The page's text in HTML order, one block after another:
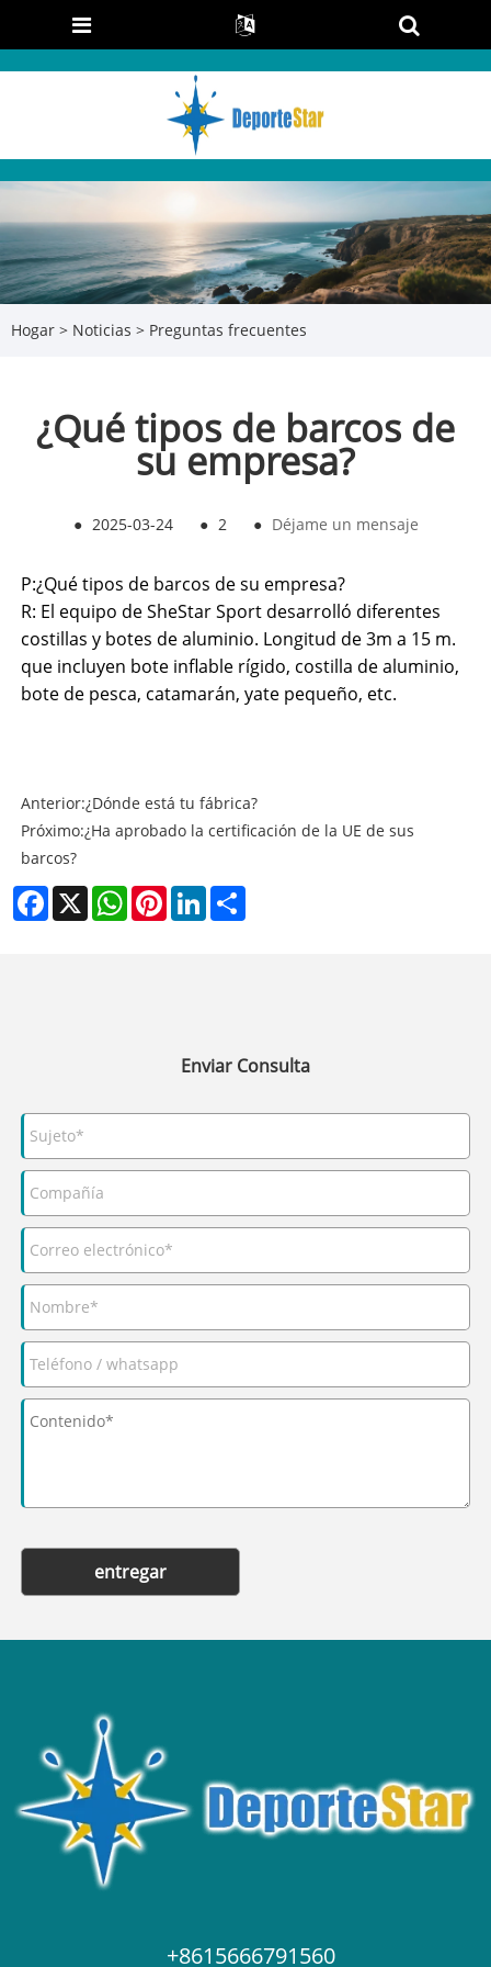
Hogar > Noticias > Preguntas frecuentes
¿Qué tipos de barcos de
su empresa?
● 2025-03-24 ● 2 ● Déjame un mensaje
P:¿Qué tipos de barcos de su empresa?
R: El equipo de SheStar Sport desarrolló diferentes
costillas y botes de aluminio. Longitud de 3m a 15 m.
que incluyen bote inflable rígido, costilla de aluminio,
bote de pesca, catamarán, yate pequeño, etc.
Anterior:¿Dónde está tu fábrica?
Próximo:¿Ha aprobado la certificación de la UE de sus
barcos?
Facebook
X WhatsAppPinterestLinkedIn
Enviar Consulta
entregar
+8615666791560